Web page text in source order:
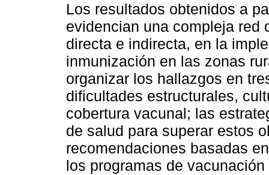
Los resultados obtenidos a
evidencian una compleja red
directa e indirecta, en la
inmunización en las zonas
organizar los hallazgos en
dificultades estructurales,
cobertura vacunal; las
de salud para superar estos
recomendaciones basadas
los programas de